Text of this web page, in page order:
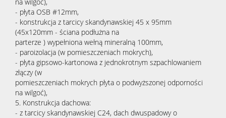
na wilgoć),
- płyta OSB #12mm,
- konstrukcja z tarcicy skandynawskiej 45 x 95mm
(45x120mm - ściana podłużna na
parterze ) wypełniona wełną mineralną 100mm,
- paroizolacja (w pomieszczeniach mokrych),
- płyta gipsowo-kartonowa z jednokrotnym szpachlowaniem
złączy (w
pomieszczeniach mokrych płyta o podwyższonej odporności
na wilgoć),
5. Konstrukcja dachowa:
- z tarcicy skandynawskiej C24, dach dwuspadowy o